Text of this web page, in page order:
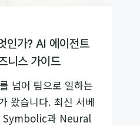
가? AI 에이전트
니스 가이드
넘어 팀으로 일하는
왔습니다. 최신 서베
Symbolic과 Neural